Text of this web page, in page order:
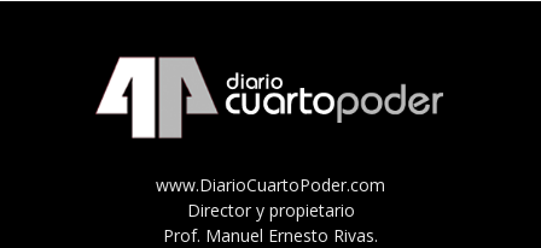
www.DiarioCuartoPoder.com
Director y propietario
Prof. Manuel Ernesto Rivas.